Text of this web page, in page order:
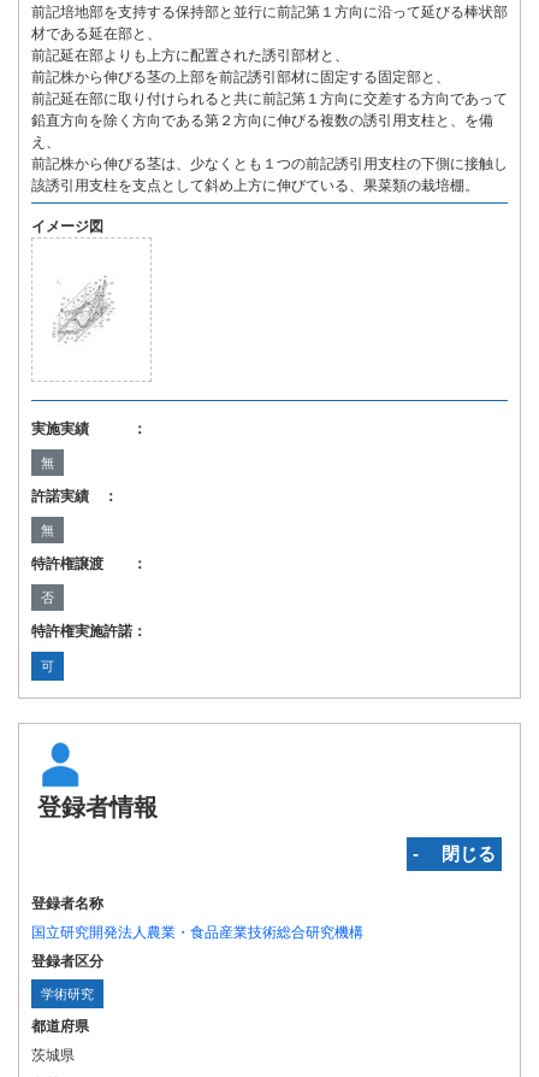
前記培地部を支持する保持部と並行に前記第１方向に沿って延びる棒状部
材である延在部と、
前記延在部よりも上方に配置された誘引部材と、
前記株から伸びる茎の上部を前記誘引部材に固定する固定部と、
前記延在部に取り付けられると共に前記第１方向に交差する方向であって
鉛直方向を除く方向である第２方向に伸びる複数の誘引用支柱と、を備
え、
前記株から伸びる茎は、少なくとも１つの前記誘引用支柱の下側に接触し
該誘引用支柱を支点として斜め上方に伸びている、果菜類の栽培棚。
イメージ図
実施実績 ：
無
許諾実績 ：
無
特許権譲渡 ：
否
特許権実施許諾：
可
登録者情報
‐ 閉じる
登録者名称
国立研究開発法人農業・食品産業技術総合研究機構
登録者区分
学術研究
都道府県
茨城県